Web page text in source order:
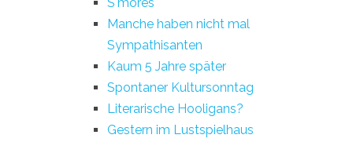
Manche haben nicht mal
Sympathisanten
Kaum 5 Jahre später
Spontaner Kultursonntag
Literarische Hooligans?
Gestern im Lustspielhaus